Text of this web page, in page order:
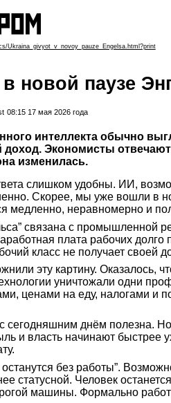
Ukraina_givyot_v_novoy_pauze_Engelsa.html?print
новой паузе
08:15 17 мая 2026 года
интеллекта обычно
Экономисты
изменилась.
слишком удобны. ИИ,
Скорее, мы уже вошли в
медленно, неравномерно и
связана с
плата рабочих
класс не получает своей
эту картину.
уничтожали одни
ценами на еду, налогами и
сегодняшним днём полезна.
и власть начинают быстрее
без работы”.
статусной. Человек
машины. Формально